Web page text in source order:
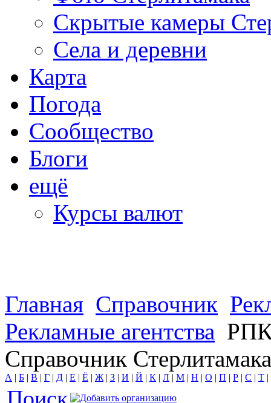
Скрытые камеры
Села и деревни
Карта
Погода
Сообщество
Блоги
ещё
Курсы валют
Главная Справочник
Рекламные агентства
Справочник Стерлитамака
А | Б | В | Г | Д | Е | Ё | Ж | З | И | Й | К | Л | М | Н | О | П | Р | С | Т |